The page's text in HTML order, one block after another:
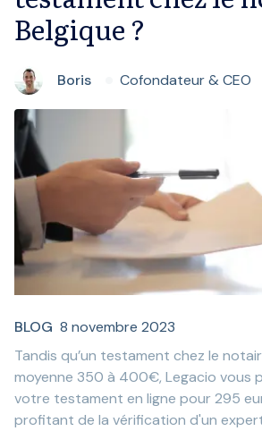
Belgique ?
Boris Cofondateur & CEO
BLOG 8 novembre 2023
Tandis qu’un testament chez le
moyenne 350 à 400€, Legacio vous
votre testament en ligne pour295
profitant de la vérification d'un